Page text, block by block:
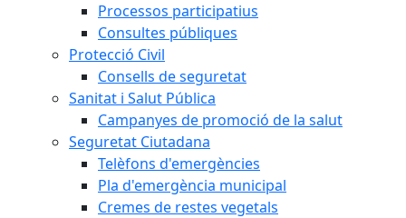
Processos participatius
Consultes públiques
Protecció Civil
Consells de seguretat
Sanitat i Salut Pública
Campanyes de promoció de la salut
Seguretat Ciutadana
Telèfons d'emergències
Pla d'emergència municipal
Cremes de restes vegetals